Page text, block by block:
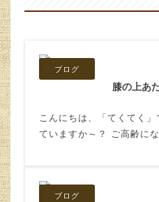
ブログ
膝の上あ
こんにちは、「てくてく
ていますか～？ ご高齢に
ブログ